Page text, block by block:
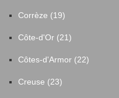
Corrèze (19)
Côte-d'Or (21)
Côtes-d'Armor (22)
Creuse (23)